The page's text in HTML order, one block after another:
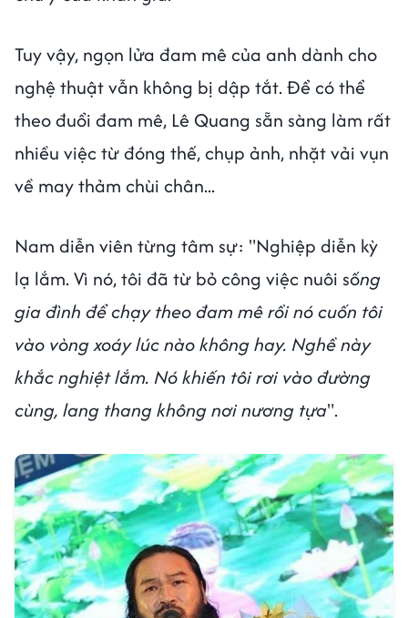
Tuy vậy, ngọn lửa đam mê của anh dành cho
nghệ thuật vẫn không bị dập tắt. Để có thể
theo đuổi đam mê, Lê Quang sẵn sàng làm rất
nhiều việc từ đóng thế, chụp ảnh, nhặt vải vụn
về may thảm chùi chân...
Nam diễn viên từng tâm sự: "Nghiệp diễn kỳ
lạ lắm. Vì nó, tôi đã từ bỏ công việc nuôi sống
gia đình để chạy theo đam mê rồi nó cuốn tôi
vào vòng xoáy lúc nào không hay. Nghề này
khắc nghiệt lắm. Nó khiến tôi rơi vào đường
cùng, lang thang không nơi nương tựa".